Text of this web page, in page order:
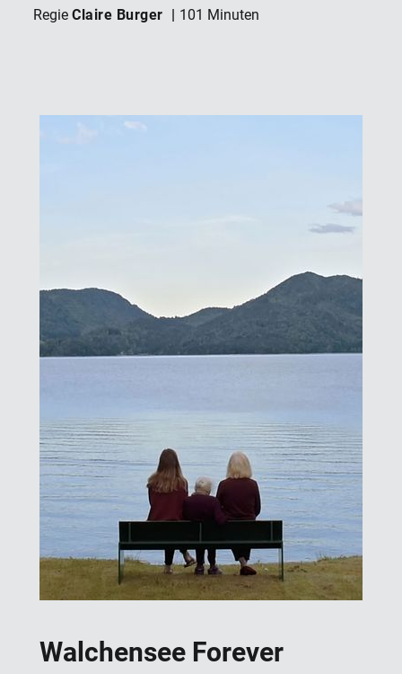
RegieClaire Burger 101 Minuten
Walchensee Forever